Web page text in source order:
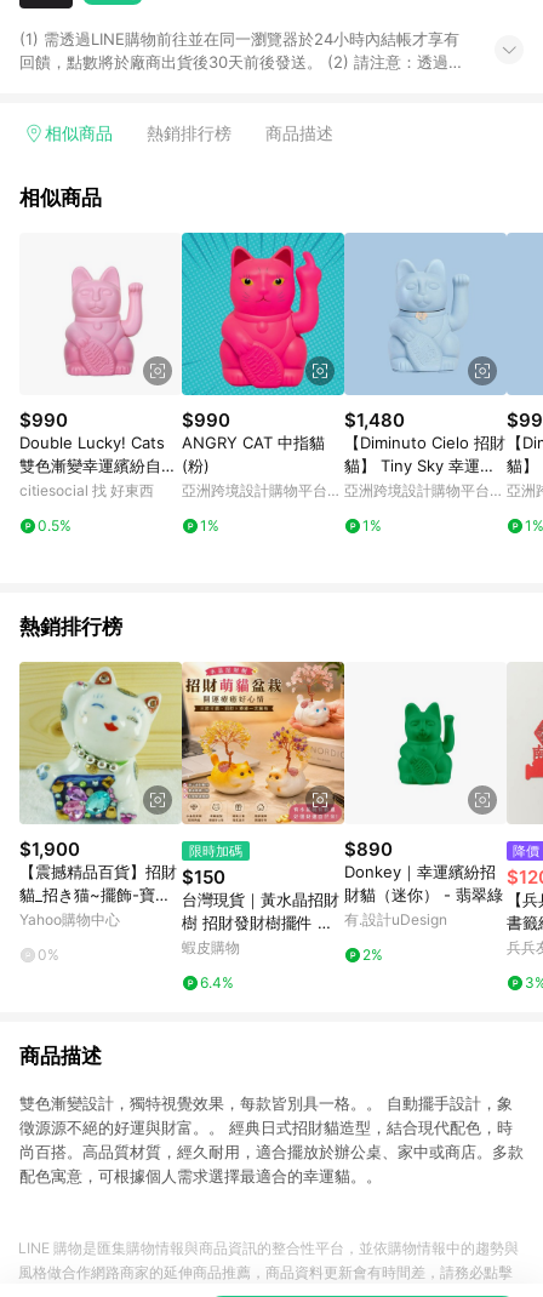
(1) 需透過LINE購物前往並在同一瀏覽器於24小時內結帳才享有
回饋，點數將於廠商出貨後30天前後發送。 (2) 請注意：透過
相似商品 熱銷排行榜 商品描述
相似商品
$990
Double Lucky! Cats
雙色漸變幸運繽紛自動
招手招財貓（六款） 藍
citiesocial 找 好東西
0.5%
$990
ANGRY CAT 中指貓
(粉)
亞洲跨境設計購物平台
1%
$1,480
【Diminuto Cielo 招財
貓】 Tiny Sky 幸運招
財貓 - 淺藍色 18CM
亞洲跨境設計購物平台
1%
【
貓】
財貓
亞洲
1%
熱銷排行榜
$1,900
【震撼精品百貨】招財
貓_招き猫~擺飾-寶石
【共1款】
Yahoo購物中心
0%
限時加碼
$150
台灣現貨｜黃水晶招財
樹 招財發財樹擺件 客
廳玄關店面聚財擺飾 財
面風水招財小物 療癒擺
蝦皮購物
6.4%
$890
Donkey｜幸運繽紛招
財貓（迷你） - 翡翠綠
有.設計uDesign
2%
降價
【
書籤
兵兵
商品描述
雙色漸變設計，獨特視覺效果，每款皆別具一格。。 自動擺手設計，象
徵源源不絕的好運與財富。。 經典日式招財貓造型，結合現代配色，時
尚百搭。高品質材質，經久耐用，適合擺放於辦公桌、家中或商店。多款
配色寓意，可根據個人需求選擇最適合的幸運貓。。
LINE 購物是匯集購物情報與商品資訊的整合性平台，並依購物情報中的趨勢與
風格做合作網路商家的延伸商品推薦，商品資料更新會有時間差，請務必點擊